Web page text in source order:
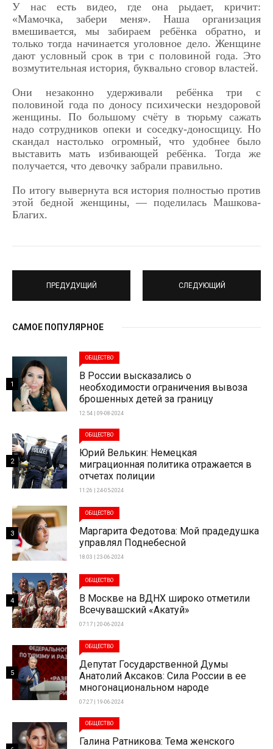
У нас есть видео, где она рыдает, кричит:
«Мамочка, забери меня». Наша организация
вмешивается, мы забираем ребёнка обратно, и
только тогда начинается уголовное дело. Женщине
дают условный срок в три с половиной года. Это
возмутительная история, буквально сговор властей.
Они незаконно удерживали ребёнка три с
половиной года по доносу психически нездоровой
женщины. По большому счёту в тюрьму сажать
надо сотрудников опеки и соседку-доносщицу. Но
скандал настолько огромный, что удобнее было
выставить мать избивающей ребёнка. Тогда же
получается, что девочку забрали правильно.
По итогу вывернута вся история полностью против
этой бедной женщины, — поделилась Машкова-
Благих.
ПРЕДУДУЩИЙ СЛЕДУЮЩИЙ
САМОЕ ПОПУЛЯРНОЕ
ОБЩЕСТВО
В России высказались о
необходимости ограничения вывоза
брошенных детей за границу
12:54 | 09-08-2024
1
ОБЩЕСТВО
Юрий Велькин: Немецкая
миграционная политика отражается в
отчетах полиции
11:26 | 24-05-2024
2
ОБЩЕСТВО
Маргарита Федотова: Мой прадедушка
управлял Поднебесной
18:03 | 23-06-2024
3
ОБЩЕСТВО
В Москве на ВДНХ широко отметили
Всечувашский «Акатуй»
07:17 | 20-06-2024
4
ОБЩЕСТВО
Депутат Государственной Думы
Анатолий Аксаков: Сила России в ее
многонациональном народе
07:27 | 19-06-2024
5
ОБЩЕСТВО
Галина Ратникова: Тема женского